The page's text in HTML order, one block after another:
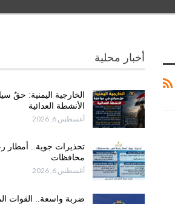
أخبار محلية
الخارجية اليمنية: حقٌ
الأنشطة العدائية
أغسطس 6, 2026
تحذيرات جوية.. أمطار
محافظات
أغسطس 6, 2026
ضربة واسعة.. القوات